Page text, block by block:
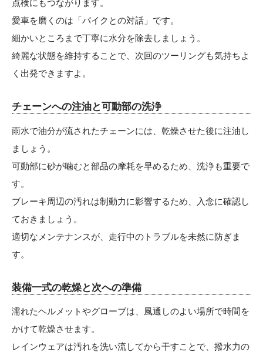
点検にもつながります。
愛車を磨くのは「バイクとの対話」です。
細かいところまで丁寧に水分を除去しましょう。
綺麗な状態を維持することで、次回のツーリングも気持ちよ
く出発できますよ。
チェーンへの注油と可動部の洗浄
雨水で油分が流されたチェーンには、乾燥させた後に注油し
ましょう。
可動部に砂が噛むと部品の摩耗を早めるため、洗浄も重要で
す。
ブレーキ周辺の汚れは制動力に影響するため、入念に確認し
ておきましょう。
適切なメンテナンスが、走行中のトラブルを未然に防ぎま
す。
装備一式の乾燥と次への準備
濡れたヘルメットやグローブは、風通しのよい場所で時間を
かけて乾燥させます。
レインウェアは汚れを洗い流してから干すことで、撥水力の